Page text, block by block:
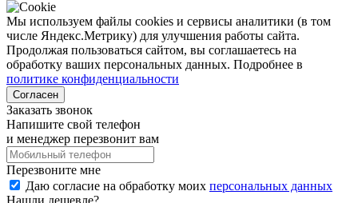
Мы используем файлы cookies и сервисы аналитики (в том
числе Яндекс.Метрику) для улучшения работы сайта.
Продолжая пользоваться сайтом, вы соглашаетесь на
обработку ваших персональных данных. Подробнее в
политике конфиденциальности
Согласен
Заказать звонок
Напишите свой телефон
и менеджер перезвонит вам
Перезвоните мне
Даю согласие на обработку моих персональных данных
Нашли дешевле?